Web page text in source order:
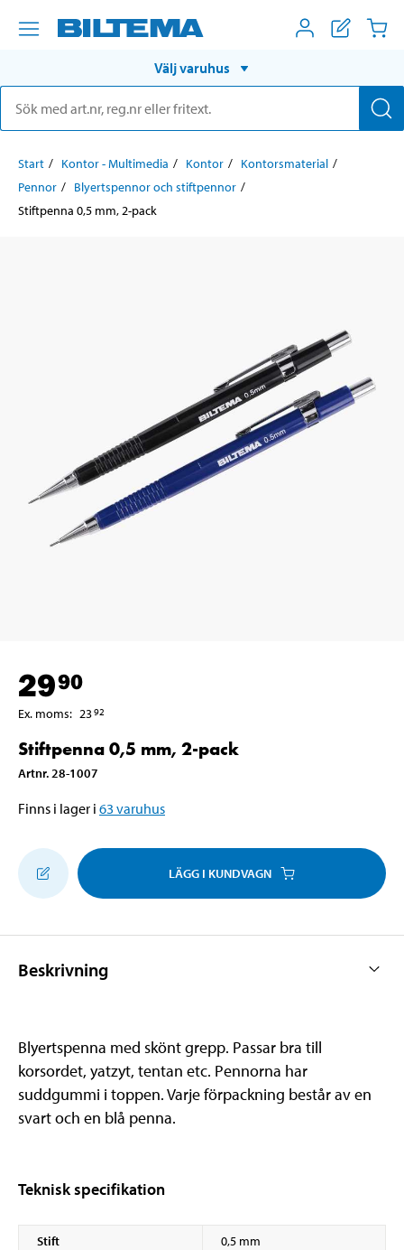
Välj varuhus
Start Kontor - Multimedia Kontor
Kontorsmaterial
Pennor
Blyertspennor och stiftpennor
Stiftpenna 0,5 mm, 2-pack
2990
Ex. moms: 2392
Stiftpenna 0,5 mm, 2-pack
Artnr. 28-1007
Finns i lager i 63 varuhus
LÄGG I KUNDVAGN
Beskrivning
Blyertspenna med skönt grepp. Passar bra till
korsordet, yatzyt, tentan etc. Pennorna har
suddgummi i toppen. Varje förpackning består av en
svart och en blå penna.
Teknisk specifikation
Stift
0,5 mm